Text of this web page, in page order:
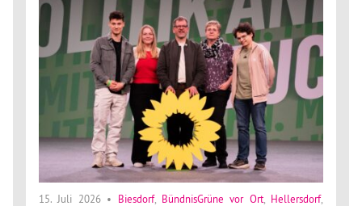
15. Juli 2026• Biesdorf, BündnisGrüne vor Ort, Hellersdorf,